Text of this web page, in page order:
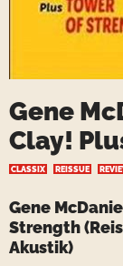
Gene
Clay!
CLASSIX REISSUE
Gene
Strength
Akustik)